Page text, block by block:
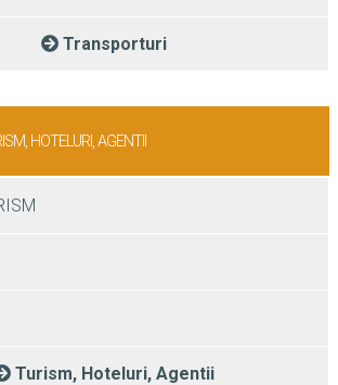
Transporturi
HOTELURI, AGENTII
Turism, Hoteluri, Agentii